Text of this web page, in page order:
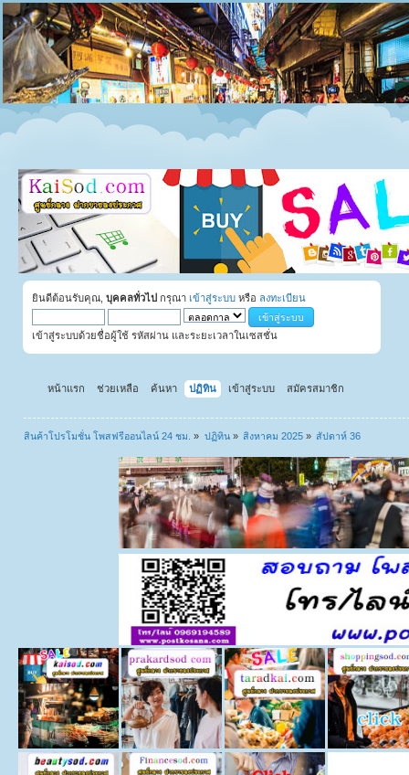
ยินดีต้อนรับคุณ, บุคคลทั่วไป กรุณา เข้าสู่ระบบ หรือ ลงทะเบียน
เข้าสู่ระบบด้วยชื่อผู้ใช้ รหัสผ่าน และระยะเวลาในเซสชั่น
หน้าแรก ช่วยเหลือ ค้นหา ปฏิทิน เข้าสู่ระบบ สมัครสมาชิก
สินค้าโปรโมชั่น โพสฟรีออนไลน์ 24 ชม. » ปฏิทิน» สิงหาคม 2025» สัปดาห์ 36